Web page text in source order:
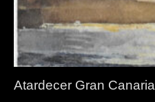
Atardecer Gran Canaria